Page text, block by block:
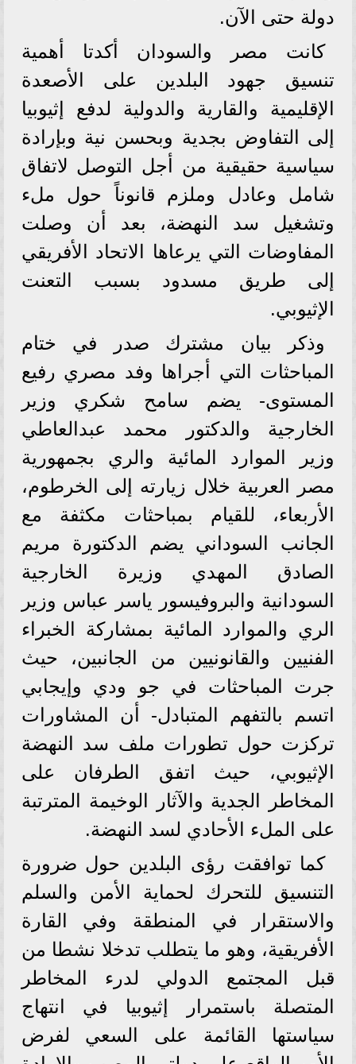
دولة حتى الآن.
كانت مصر والسودان أكدتا أهمية
تنسيق جهود البلدين على الأصعدة
الإقليمية والقارية والدولية لدفع إثيوبيا
إلى التفاوض بجدية وبحسن نية وبإرادة
سياسية حقيقية من أجل التوصل لاتفاق
شامل وعادل وملزم قانوناً حول ملء
وتشغيل سد النهضة، بعد أن وصلت
المفاوضات التي يرعاها الاتحاد الأفريقي
إلى طريق مسدود بسبب التعنت
الإثيوبي.
وذكر بيان مشترك صدر في ختام
المباحثات التي أجراها وفد مصري رفيع
المستوى- يضم سامح شكري وزير
الخارجية والدكتور محمد عبدالعاطي
وزير الموارد المائية والري بجمهورية
مصر العربية خلال زيارته إلى الخرطوم،
الأربعاء، للقيام بمباحثات مكثفة مع
الجانب السوداني يضم الدكتورة مريم
الصادق المهدي وزيرة الخارجية
السودانية والبروفيسور ياسر عباس وزير
الري والموارد المائية بمشاركة الخبراء
الفنيين والقانونيين من الجانبين، حيث
جرت المباحثات في جو ودي وإيجابي
اتسم بالتفهم المتبادل- أن المشاورات
تركزت حول تطورات ملف سد النهضة
الإثيوبي، حيث اتفق الطرفان على
المخاطر الجدية والآثار الوخيمة المترتبة
على الملء الأحادي لسد النهضة.
كما توافقت رؤى البلدين حول ضرورة
التنسيق للتحرك لحماية الأمن والسلم
والاستقرار في المنطقة وفي القارة
الأفريقية، وهو ما يتطلب تدخلا نشطا من
قبل المجتمع الدولي لدرء المخاطر
المتصلة باستمرار إثيوبيا في انتهاج
سياستها القائمة على السعي لفرض